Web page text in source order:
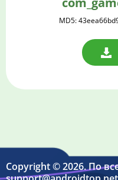
MD5:
Copyright © 2026. По